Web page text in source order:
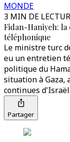
MONDE
3 MIN DE
Fidan-Haniyeh: la
téléphonique
Le ministre turc
eu un entretien
politique du
situation à Gaza,
continues d'Israël.
Partager